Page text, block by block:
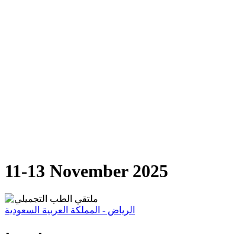
11-13 November 2025
الرياض - المملكة العربية السعودية